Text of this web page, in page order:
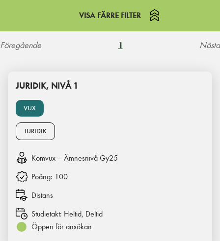
VISA FÄRRE FILTER
Föregående 1 Nästa
VUX
JURIDIK, NIVÅ 1
JURIDIK
Komvux – Ämnesnivå Gy25
Poäng: 100
Distans
Studietakt: Heltid, Deltid
Öppen för ansökan